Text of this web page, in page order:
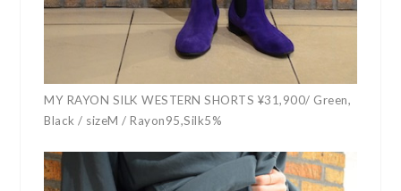
MY RAYON SILK WESTERN SHORTS ¥31,900/ Green,
Black / sizeM / Rayon95,Silk5%